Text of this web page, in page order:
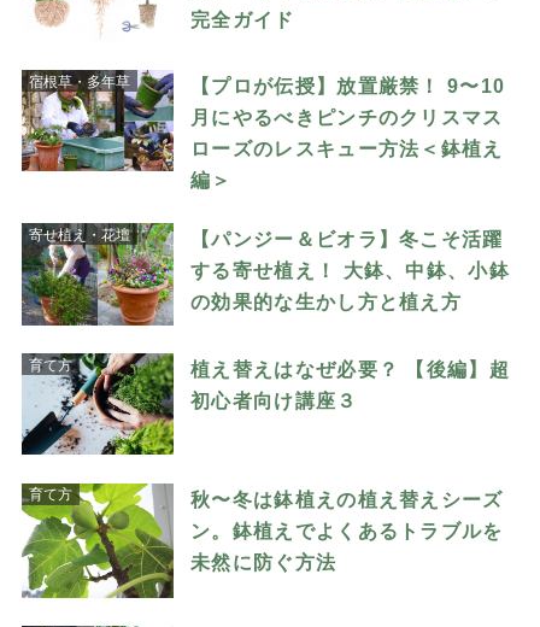
完全ガイド
宿根草・多年草
【プロが伝授】放置厳禁！ 9〜10
月にやるべきピンチのクリスマス
ローズのレスキュー方法＜鉢植え
編＞
寄せ植え・花壇
【パンジー＆ビオラ】冬こそ活躍
する寄せ植え！ 大鉢、中鉢、小鉢
の効果的な生かし方と植え方
育て方
植え替えはなぜ必要？ 【後編】超
初心者向け講座３
育て方
秋〜冬は鉢植えの植え替えシーズ
ン。鉢植えでよくあるトラブルを
未然に防ぐ方法